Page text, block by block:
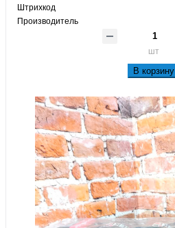
Штрихкод
Производитель
шт
В корзину